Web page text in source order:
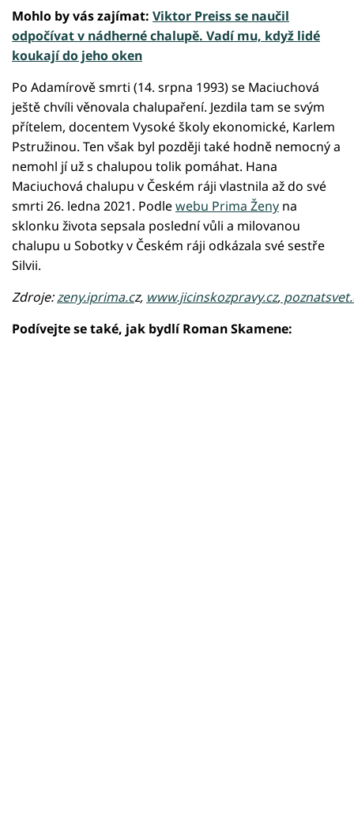
Mohlo by vás zajímat: Viktor Preiss se naučil
odpočívat v nádherné chalupě. Vadí mu, když lidé
koukají do jeho oken
Po Adamírově smrti (14. srpna 1993) se Maciuchová
ještě chvíli věnovala chalupaření. Jezdila tam se svým
přítelem, docentem Vysoké školy ekonomické, Karlem
Pstružinou. Ten však byl později také hodně nemocný a
nemohl jí už s chalupou tolik pomáhat. Hana
Maciuchová chalupu v Českém ráji vlastnila až do své
smrti 26. ledna 2021. Podlewebu Prima Ženy na
sklonku života sepsala poslední vůli a milovanou
chalupu u Sobotky v Českém ráji odkázala své sestře
Silvii.
Zdroje:zeny.iprima.cz, www.jicinskozpravy.cz,
Podívejte se také, jak bydlí Roman Skamene: